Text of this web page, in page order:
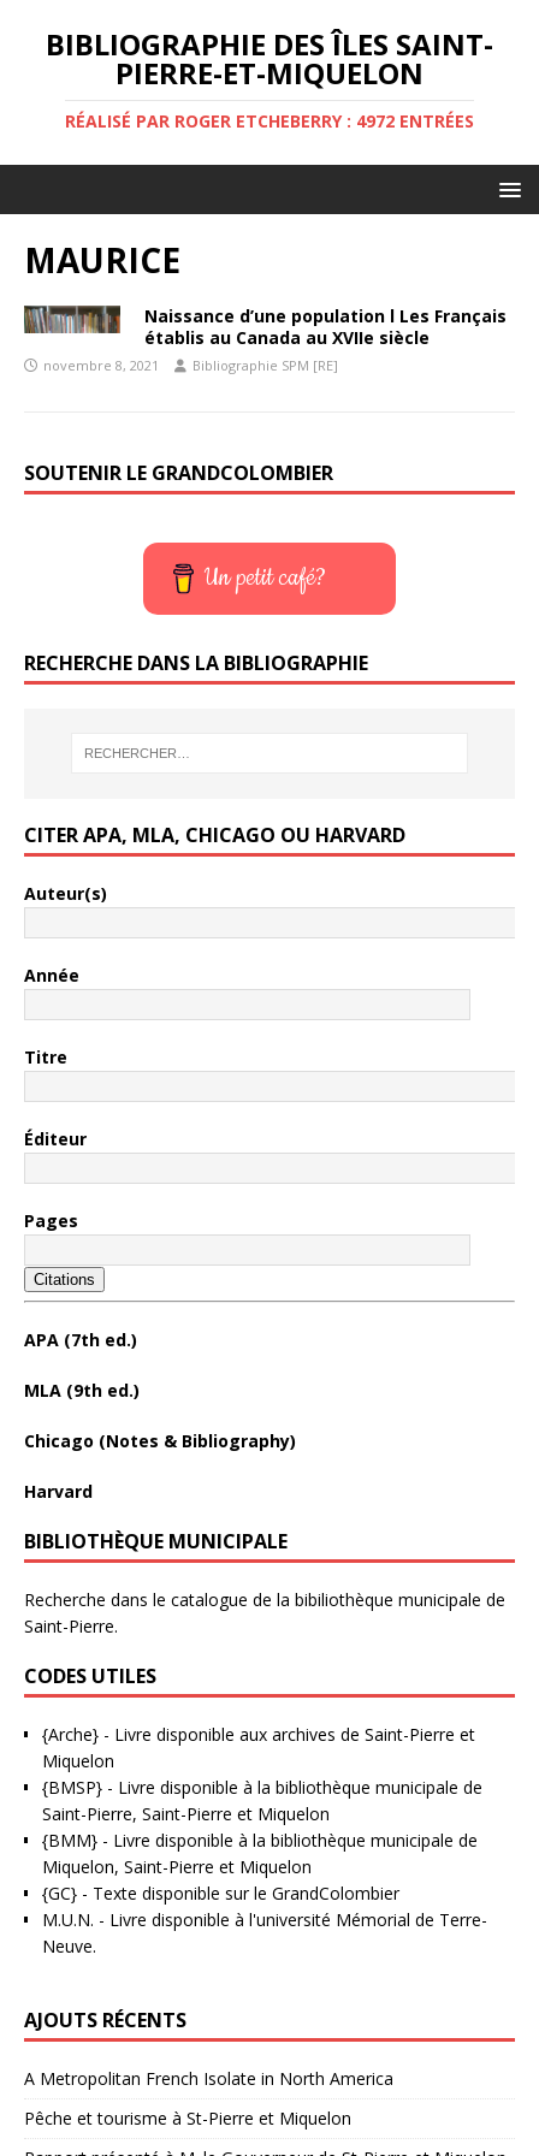
BIBLIOGRAPHIE DES ÎLES SAINT-
PIERRE-ET-MIQUELON
RÉALISÉ PAR ROGER ETCHEBERRY : 4972 ENTRÉES
MAURICE
Naissance d’une population l Les Français
établis au Canada au XVIIe siècle
novembre 8, 2021 Bibliographie SPM [RE]
SOUTENIR LE GRANDCOLOMBIER
Un petit café?
RECHERCHE DANS LA BIBLIOGRAPHIE
CITER APA, MLA, CHICAGO OU HARVARD
Auteur(s)
Année
Titre
Éditeur
Pages
Citations
APA (7th ed.)
MLA (9th ed.)
Chicago (Notes & Bibliography)
Harvard
BIBLIOTHÈQUE MUNICIPALE
Recherche dans le catalogue de la bibiliothèque municipale de
Saint-Pierre.
CODES UTILES
{Arche} - Livre disponible aux archives de Saint-Pierre et
Miquelon
{BMSP} - Livre disponible à la bibliothèque municipale de
Saint-Pierre, Saint-Pierre et Miquelon
{BMM} - Livre disponible à la bibliothèque municipale de
Miquelon, Saint-Pierre et Miquelon
{GC} - Texte disponible sur le GrandColombier
M.U.N. - Livre disponible à l'université Mémorial de Terre-
Neuve.
AJOUTS RÉCENTS
A Metropolitan French Isolate in North America
Pêche et tourisme à St-Pierre et Miquelon